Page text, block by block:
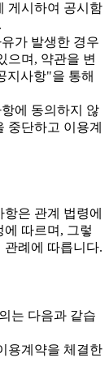
게시하여 공시함
가 발생한 경우
으며, 약관을 변
지사항"을 통해
에 동의하지 않
중단하고 이용계
은 관계 법령에
따르며, 그렇
관례에 따릅니다.
는 다음과 같습
용계약을 체결한